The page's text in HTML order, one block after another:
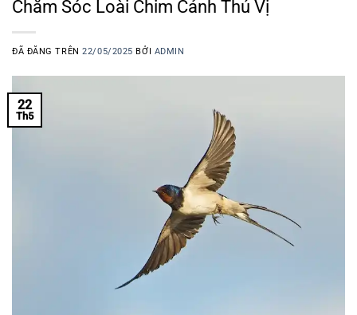
Chăm Sóc Loài Chim Cảnh Thú Vị
ĐÃ ĐĂNG TRÊN22/05/2025 BỞI ADMIN
22
Th5